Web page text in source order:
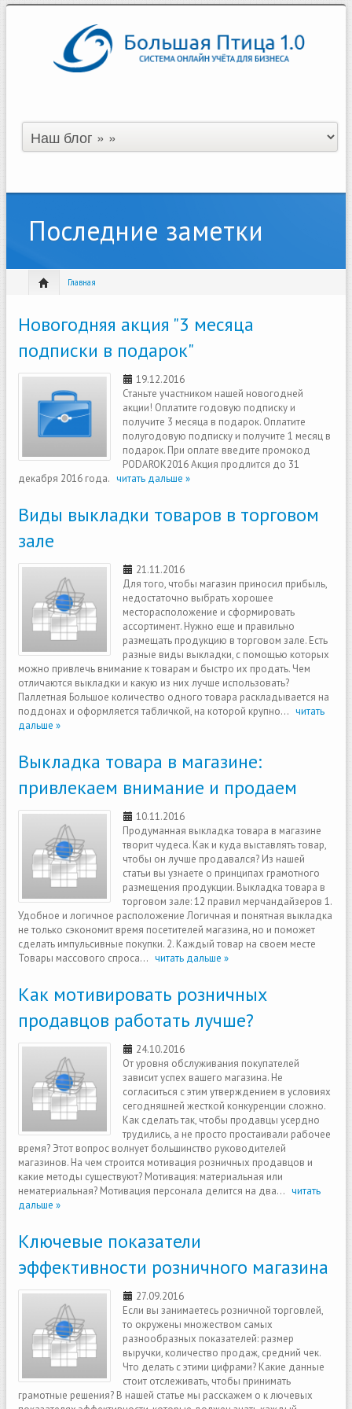
Последние заметки
Главная
Новогодняя акция "3 месяца
подписки в подарок"
19.12.2016
Станьте участником нашей новогодней
акции! Оплатите годовую подписку и
получите 3 месяца в подарок. Оплатите
полугодовую подписку и получите 1 месяц в
подарок. При оплате введите промокод
PODAROK2016 Акция продлится до 31
декабря 2016 года. читать дальше »
Виды выкладки товаров в торговом
зале
21.11.2016
Для того, чтобы магазин приносил прибыль,
недостаточно выбрать хорошее
месторасположение и сформировать
ассортимент. Нужно еще и правильно
размещать продукцию в торговом зале. Есть
разные виды выкладки, с помощью которых
можно привлечь внимание к товарам и быстро их продать. Чем
отличаются выкладки и какую из них лучше использовать?
Паллетная Большое количество одного товара раскладывается на
поддонах и оформляется табличкой, на которой крупно... читать
дальше »
Выкладка товара в магазине:
привлекаем внимание и продаем
10.11.2016
Продуманная выкладка товара в магазине
творит чудеса. Как и куда выставлять товар,
чтобы он лучше продавался? Из нашей
статьи вы узнаете о принципах грамотного
размещения продукции. Выкладка товара в
торговом зале: 12 правил мерчандайзеров 1.
Удобное и логичное расположение Логичная и понятная выкладка
не только сэкономит время посетителей магазина, но и поможет
сделать импульсивные покупки. 2. Каждый товар на своем месте
Товары массового спроса... читать дальше »
Как мотивировать розничных
продавцов работать лучше?
24.10.2016
От уровня обслуживания покупателей
зависит успех вашего магазина. Не
согласиться с этим утверждением в условиях
сегодняшней жесткой конкуренции сложно.
Как сделать так, чтобы продавцы усердно
трудились, а не просто простаивали рабочее
время? Этот вопрос волнует большинство руководителей
магазинов. На чем строится мотивация розничных продавцов и
какие методы существуют? Мотивация: материальная или
нематериальная? Мотивация персонала делится на два... читать
дальше »
Ключевые показатели
эффективности розничного магазина
27.09.2016
Если вы занимаетесь розничной торговлей,
то окружены множеством самых
разнообразных показателей: размер
выручки, количество продаж, средний чек.
Что делать с этими цифрами? Какие данные
стоит отслеживать, чтобы принимать
грамотные решения? В нашей статье мы расскажем о к лючевых